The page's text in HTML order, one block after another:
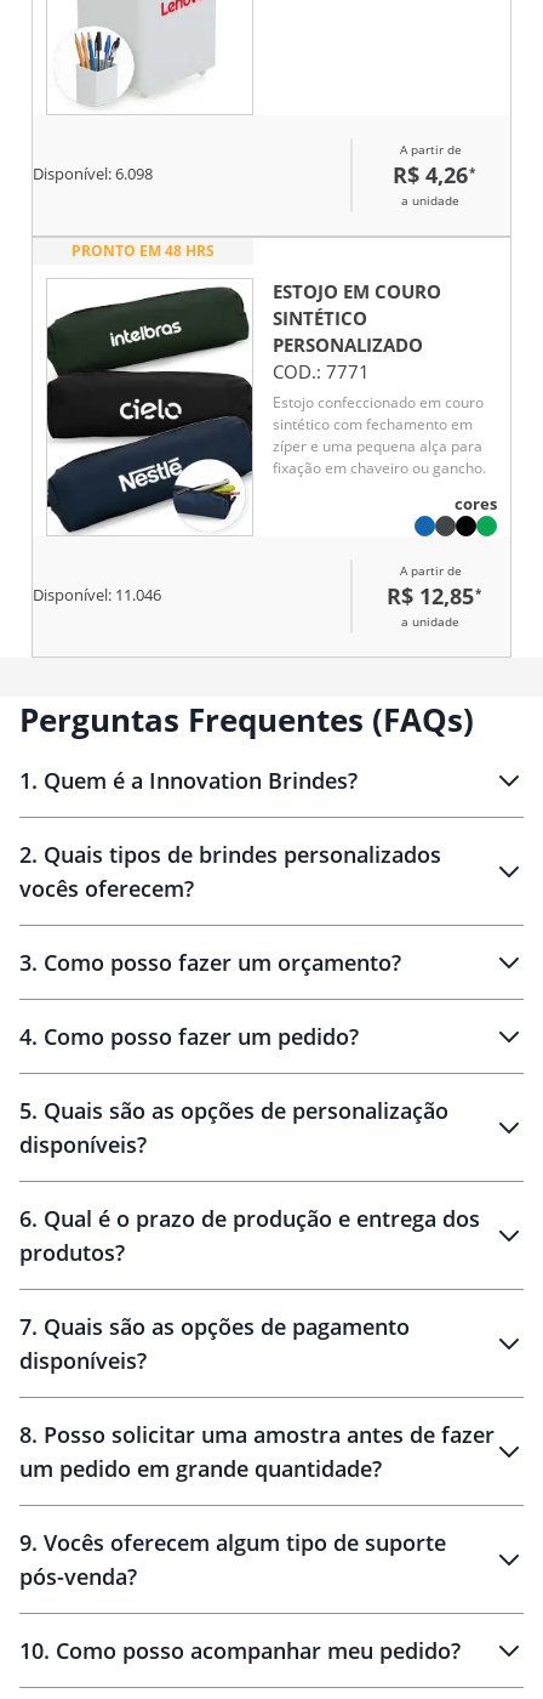
Disponível:6.098
A partir de
R$ 4,26*
a unidade
PRONTO EM 48 HRS
ESTOJO EM COURO
SINTÉTICO
PERSONALIZADO
COD.: 7771
Estojo confeccionado em couro
sintético com fechamento em
zíper e uma pequena alça para
fixação em chaveiro ou gancho.
cores
Disponível: 11.046
A partir de
R$ 12,85*
a unidade
Perguntas Frequentes (FAQs)
1. Quem é a Innovation Brindes?
Brindes personalizados
2. Quais tipos de brindes personalizados
vocês oferecem?
personalizados
3. Como posso fazer um orçamento?
brinde
personalização
4. Como posso fazer um pedido?
amostra virtual
5. Quais são as opções de personalização
disponíveis?
6. Qual é o prazo de produção e entrega dos
produtos?
10 dias
brinde
48 horas
7. Quais são as opções de pagamento
disponíveis?
8. Posso solicitar uma amostra antes de fazer
um pedido em grande quantidade?
amostras
9. Vocês oferecem algum tipo de suporte
pós-venda?
10. Como posso acompanhar meu pedido?